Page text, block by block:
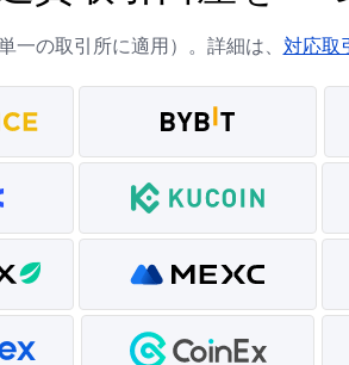
の取引所に適用）。詳細は、 対応取